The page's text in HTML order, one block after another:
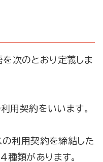
次のとおり定義しま
利用契約をいいます。
の利用契約を締結した
種類があります。